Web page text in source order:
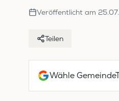
Veröffentlicht am
Teilen
Wähle